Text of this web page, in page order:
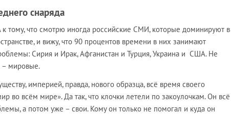
снаряда
к тому, что смотрю иногда российские СМИ, которые доминируют в
и вижу, что 90 процентов времени в них занимают
Сирия и Ирак, Афганистан и Турция, Украина и США. Не
– мировые.
империей, правда, нового образца, всё время своего
во всём мире». Да так, что клочки летели по закоулочкам. Он всё
а потом уже – свои. Кому он только не помогал и куда он